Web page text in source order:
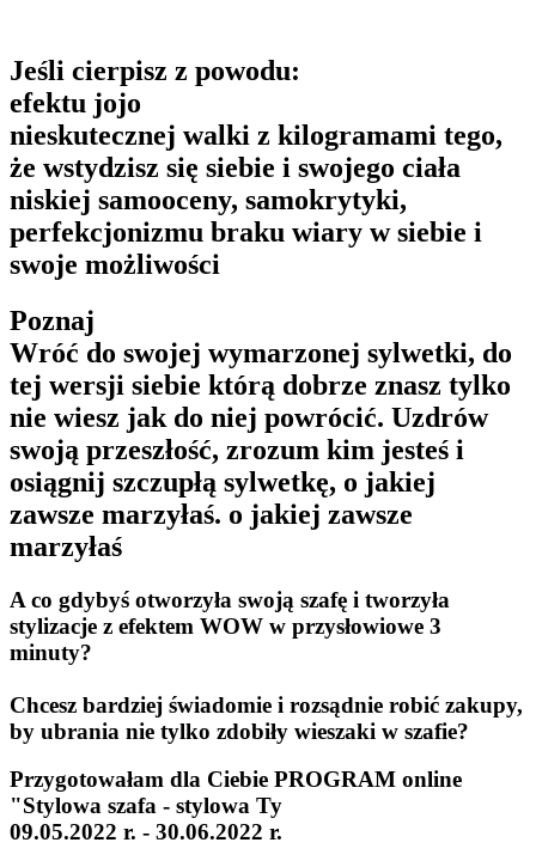
Jeśli cierpisz z powodu:
efektu jojo
nieskutecznej walki z kilogramami tego,
że wstydzisz się siebie i swojego ciała
niskiej samooceny, samokrytyki,
perfekcjonizmu braku wiary w siebie i
swoje możliwości
Poznaj
Wróć do swojej wymarzonej sylwetki, do
tej wersji siebie którą dobrze znasz tylko
nie wiesz jak do niej powrócić. Uzdrów
swoją przeszłość, zrozum kim jesteś i
osiągnij szczupłą sylwetkę, o jakiej
zawsze marzyłaś. o jakiej zawsze
marzyłaś
A co gdybyś otworzyła swoją szafę i tworzyła
stylizacje z efektem WOW w przysłowiowe 3
minuty?
Chcesz bardziej świadomie i rozsądnie robić zakupy,
by ubrania nie tylko zdobiły wieszaki w szafie?
Przygotowałam dla Ciebie PROGRAM online
"Stylowa szafa - stylowa Ty
09.05.2022 r. - 30.06.2022 r.